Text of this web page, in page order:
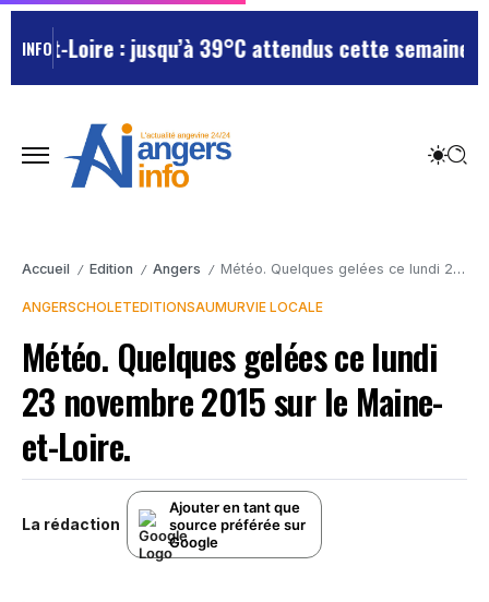
INFO
et-Loire : jusqu’à 39°C attendus cette semaine,
Accueil / Edition / Angers / Météo. Quelques gelées ce lundi 23 novembre 2015 sur le Maine-et-Loire.
ANGERSCHOLETEDITIONSAUMURVIE LOCALE
Météo. Quelques gelées ce lundi
23 novembre 2015 sur le Maine-
et-Loire.
La rédaction
Ajouter en tant que
source préférée sur
Google